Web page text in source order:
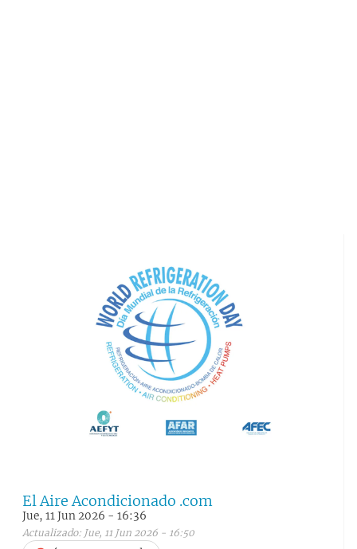
El Aire Acondicionado .com
Jue, 11 Jun 2026 - 16:36
Actualizado: Jue, 11 Jun 2026 - 16:50